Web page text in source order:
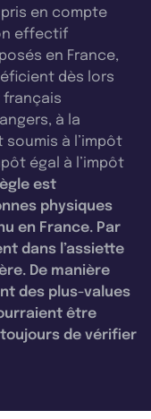
pris en compte
effectif
en France,
dès lors
français
à la
à l’impôt
égal à l’impôt
est
physiques
en France. Par
dans l’assiette
De manière
des plus-values
être
de vérifier